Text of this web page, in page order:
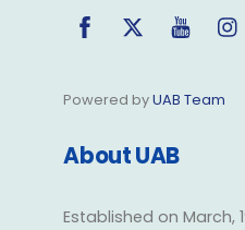
FacebookTwitter
Powered byUAB Team
About UAB
Established on March,